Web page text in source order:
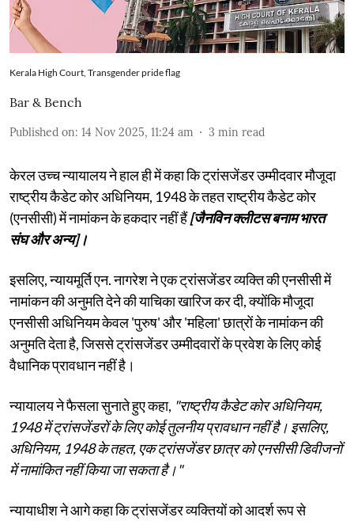
Kerala High Court, Transgender pride flag
Bar & Bench
Published on: 14 Nov 2025, 11:24 am 3 min read
केरल उच्च न्यायालय ने हाल ही में कहा कि ट्रांसजेंडर उम्मीदवार मौजूदा
राष्ट्रीय कैडेट कोर अधिनियम, 1948 के तहत राष्ट्रीय कैडेट कोर
(एनसीसी) में नामांकन के हकदार नहीं हैं[जैनविन क्लीटस बनाम भारत
संघ और अन्य]।
इसलिए, न्यायमूर्ति एन. नागरेश ने एक ट्रांसजेंडर व्यक्ति की एनसीसी में
नामांकन की अनुमति देने की याचिका खारिज कर दी, क्योंकि मौजूदा
एनसीसी अधिनियम केवल 'पुरुष' और 'महिला' छात्रों के नामांकन की
अनुमति देता है, जिससे ट्रांसजेंडर उम्मीदवारों के प्रवेश के लिए कोई
वैधानिक प्रावधान नहीं है।
न्यायालय ने फैसला सुनाते हुए कहा, "राष्ट्रीय कैडेट कोर अधिनियम,
1948 में ट्रांसजेंडरों के लिए कोई तुलनीय प्रावधान नहीं है। इसलिए,
अधिनियम, 1948 के तहत, एक ट्रांसजेंडर छात्र को एनसीसी डिवीजनों
में नामांकित नहीं किया जा सकता है।"
न्यायाधीश ने आगे कहा कि ट्रांसजेंडर व्यक्तियों को आदर्श रूप से